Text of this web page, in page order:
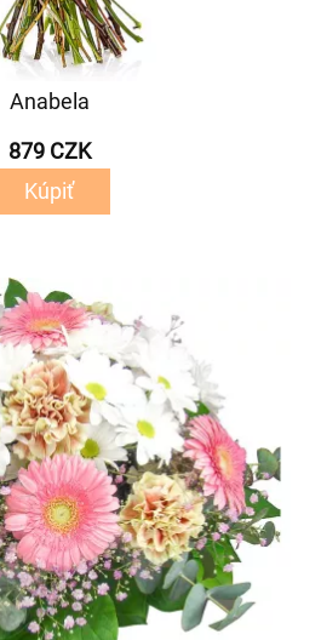
Anabela
879 CZK
Kúpiť